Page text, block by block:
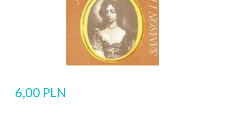
6,00 PLN